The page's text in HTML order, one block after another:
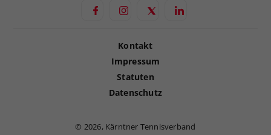
Kontakt
Impressum
Statuten
Datenschutz
© 2026, Kärntner Tennisverband